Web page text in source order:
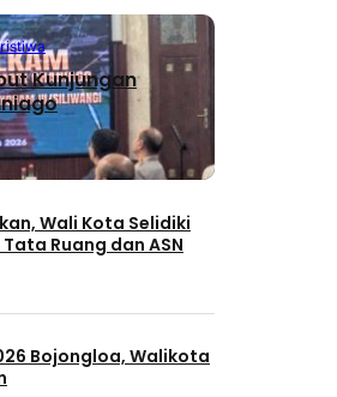
Kunjungan
Wali Kota Selidiki
Ruang dan ASN
Bojongloa, Walikota